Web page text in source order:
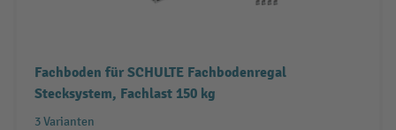
Fachboden für SCHULTE Fachbodenregal
Stecksystem, Fachlast 150 kg
3 Varianten